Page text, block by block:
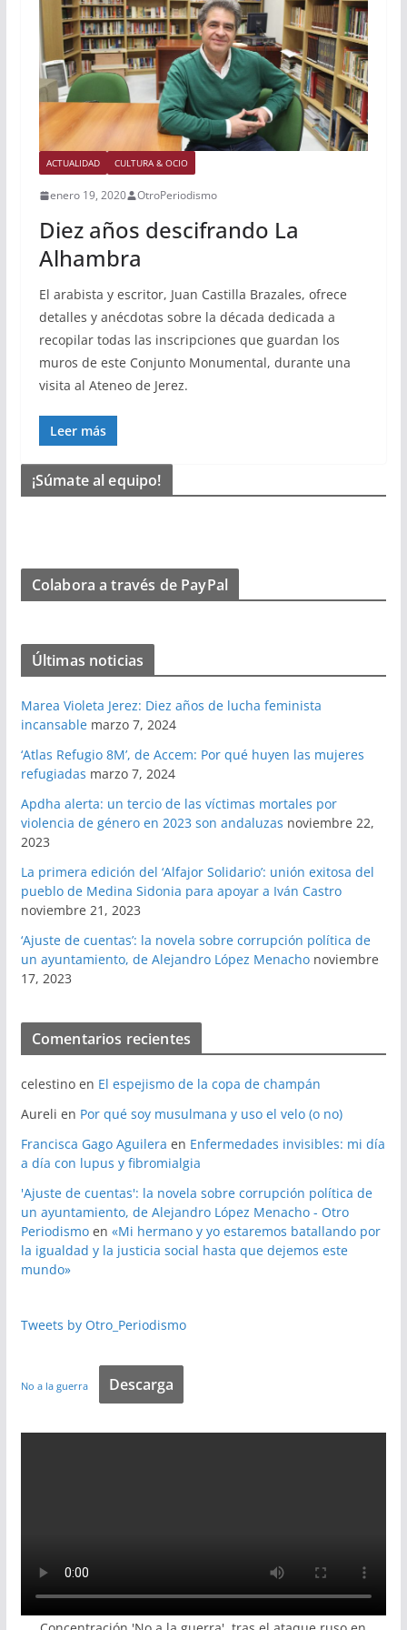
ACTUALIDAD CULTURA & OCIO
enero 19, 2020 OtroPeriodismo
Diez años descifrando La
Alhambra
El arabista y escritor, Juan Castilla Brazales, ofrece
detalles y anécdotas sobre la década dedicada a
recopilar todas las inscripciones que guardan los
muros de este Conjunto Monumental, durante una
visita al Ateneo de Jerez.
Leer más
¡Súmate al equipo!
Colabora a través de PayPal
Últimas noticias
Marea Violeta Jerez: Diez años de lucha feminista
incansable marzo 7, 2024
‘Atlas Refugio 8M’, de Accem: Por qué huyen las mujeres
refugiadas marzo 7, 2024
Apdha alerta: un tercio de las víctimas mortales por
violencia de género en 2023 son andaluzas noviembre 22,
2023
La primera edición del ‘Alfajor Solidario’: unión exitosa del
pueblo de Medina Sidonia para apoyar a Iván Castro
noviembre 21, 2023
‘Ajuste de cuentas’: la novela sobre corrupción política de
un ayuntamiento, de Alejandro López Menacho noviembre
17, 2023
Comentarios recientes
celestinoen El espejismo de la copa de champán
Aureli en Por qué soy musulmana y uso el velo (o no)
Francisca Gago Aguilera en Enfermedades invisibles: mi día
a día con lupus y fibromialgia
'Ajuste de cuentas': la novela sobre corrupción política de
un ayuntamiento, de Alejandro López Menacho - Otro
Periodismoen «Mi hermano y yo estaremos batallando por
la igualdad y la justicia social hasta que dejemos este
mundo»
Tweets by Otro_Periodismo
No a la guerra Descarga